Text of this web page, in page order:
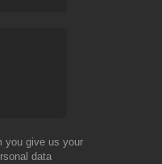
you give us your
data